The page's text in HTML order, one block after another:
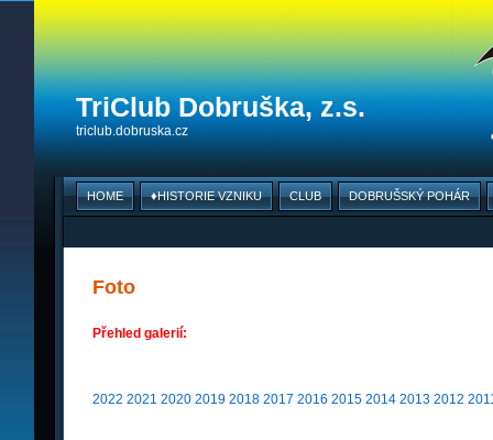
TriClub Dobruška, z.s.
triclub.dobruska.cz
HOME ♦HISTORIE VZNIKU CLUB DOBRUŠSKÝ POHÁR
Foto
Přehled galerií:
2022 2021 2020 2019 2018 2017 2016 2015 2014 2013 2012